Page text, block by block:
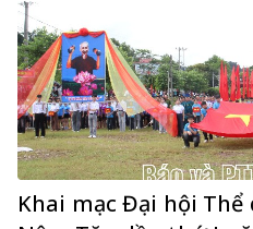
Khai mạc Đại hội Thể